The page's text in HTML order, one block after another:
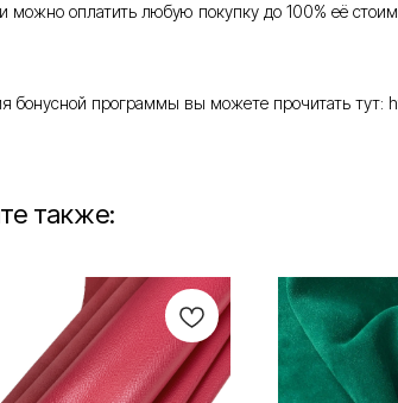
можно оплатить любую покупку до 100% её
бонусной программы вы можете прочитать тут:
также: